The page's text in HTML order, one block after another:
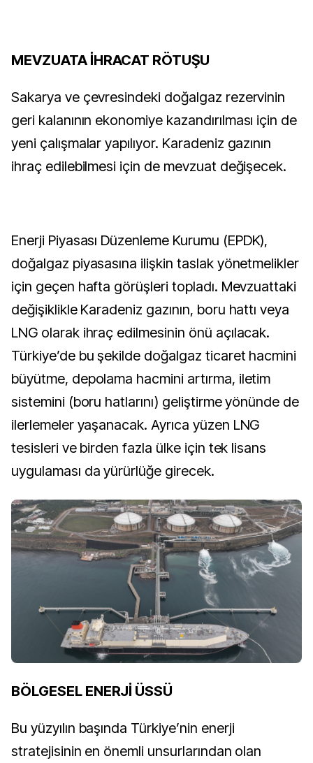
MEVZUATA İHRACAT RÖTUŞU
Sakarya ve çevresindeki doğalgaz rezervinin
geri kalanının ekonomiye kazandırılması için de
yeni çalışmalar yapılıyor. Karadeniz gazının
ihraç edilebilmesi için de mevzuat değişecek.
Enerji Piyasası Düzenleme Kurumu (EPDK),
doğalgaz piyasasına ilişkin taslak yönetmelikler
için geçen hafta görüşleri topladı. Mevzuattaki
değişiklikle Karadeniz gazının, boru hattı veya
LNG olarak ihraç edilmesinin önü açılacak.
Türkiye’de bu şekilde doğalgaz ticaret hacmini
büyütme, depolama hacmini artırma, iletim
sistemini (boru hatlarını) geliştirme yönünde de
ilerlemeler yaşanacak. Ayrıca yüzen LNG
tesisleri ve birden fazla ülke için tek lisans
uygulaması da yürürlüğe girecek.
BÖLGESEL ENERJİ ÜSSÜ
Bu yüzyılın başında Türkiye’nin enerji
stratejisinin en önemli unsurlarından olan